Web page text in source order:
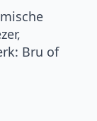
Bru of